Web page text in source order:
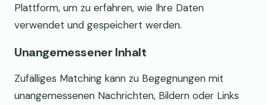
Plattform, um zu erfahren, wie Ihre Daten
verwendet und gespeichert werden.
Unangemessener Inhalt
Zufälliges Matching kann zu Begegnungen mit
unangemessenen Nachrichten, Bildern oder Links